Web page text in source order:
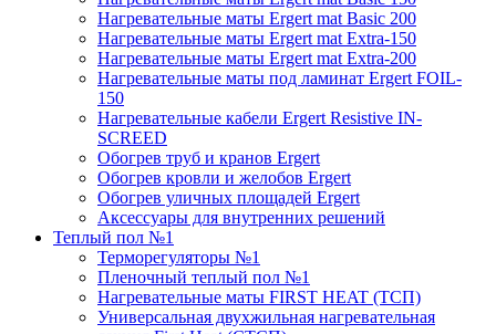
Нагревательные маты Ergert mat Basic 200
Нагревательные маты Ergert mat Extra-150
Нагревательные маты Ergert mat Extra-200
Нагревательные маты под ламинат Ergert FOIL-
150
Нагревательные кабели Ergert Resistive IN-
SCREED
Обогрев труб и кранов Ergert
Обогрев кровли и желобов Ergert
Обогрев уличных площадей Ergert
Аксессуары для внутренних решений
Теплый пол №1
Терморегуляторы №1
Пленочный теплый пол №1
Нагревательные маты FIRST HEAT (ТСП)
Универсальная двухжильная нагревательная